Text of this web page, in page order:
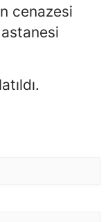
Yozgat
Zonguldak
Bayburt
cenazesi